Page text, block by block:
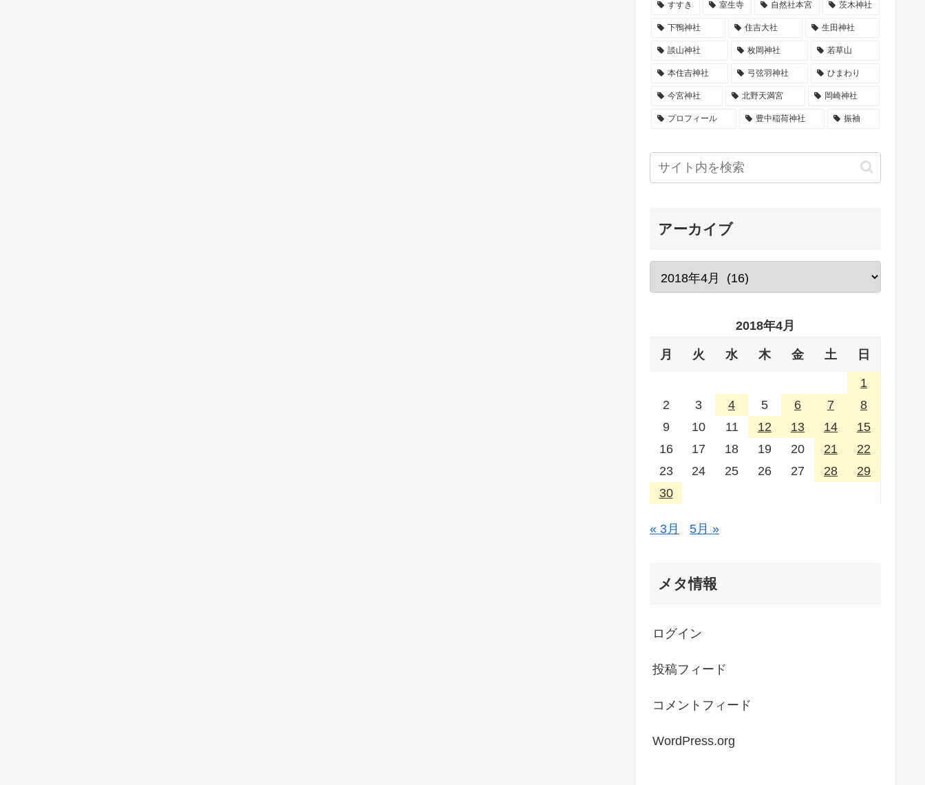
すすき 室生寺 自然社本宮 茨木神社
下鴨神社 住吉大社 生田神社
談山神社 枚岡神社 若草山
本住吉神社 弓弦羽神社 ひまわり
今宮神社 北野天満宮 岡崎神社
プロフィール 豊中稲荷神社 振袖
アーカイブ
2018年4月
月 火 水 木 金 土 日
1
2
3 4 5 6 7
8
9
10 11 12 13 14
15
16
17 18 19 20 21
22
23
24 25 26 27 28
29
30
« 3月 5月 »
メタ情報
ログイン
投稿フィード
コメントフィード
WordPress.org